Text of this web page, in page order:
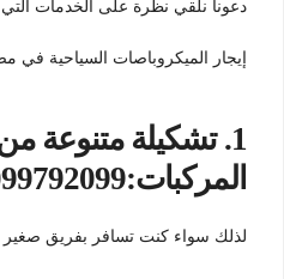
دعونا نلقي نظرة على الخدمات التي
إيجار الميكروباصات السياحية في
1. تشكيلة متنوعة
المركبات:01099792099
لذلك سواء كنت تسافر بفريق صغير